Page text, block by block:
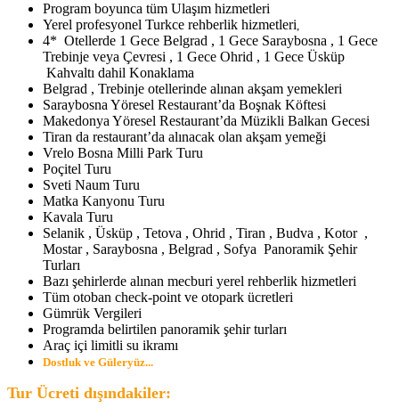
Program boyunca tüm Ulaşım hizmetleri
Yerel profesyonel Turkce rehberlik hizmetleri,
4* Otellerde 1 Gece Belgrad , 1 Gece Saraybosna , 1 Gece
Trebinje veya Çevresi , 1 Gece Ohrid , 1 Gece Üsküp
Kahvaltı dahil Konaklama
Belgrad , Trebinje otellerinde alınan akşam yemekleri
Saraybosna Yöresel Restaurant’da Boşnak Köftesi
Makedonya Yöresel Restaurant’da Müzikli Balkan Gecesi
Tiran da restaurant’da alınacak olan akşam yemeği
Vrelo Bosna Milli Park Turu
Poçitel Turu
Sveti Naum Turu
Matka Kanyonu Turu
Kavala Turu
Selanik , Üsküp , Tetova , Ohrid , Tiran , Budva , Kotor ,
Mostar , Saraybosna , Belgrad , Sofya Panoramik Şehir
Turları
Bazı şehirlerde alınan mecburi yerel rehberlik hizmetleri
Tüm otoban check-point ve otopark ücretleri
Gümrük Vergileri
Programda belirtilen panoramik şehir turları
Araç içi limitli su ikramı
Dostluk ve Güleryüz...
Tur Ücreti dışındakiler: